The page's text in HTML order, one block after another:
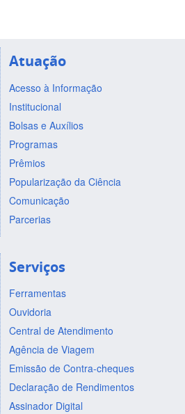
Atuação
Acesso à Informação
Institucional
Bolsas e Auxílios
Programas
Prêmios
Popularização da Ciência
Comunicação
Parcerias
Serviços
Ferramentas
Ouvidoria
Central de Atendimento
Agência de Viagem
Emissão de Contra-cheques
Declaração de Rendimentos
Assinador Digital